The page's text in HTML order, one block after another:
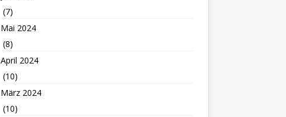
(7)
Mai 2024
(8)
April 2024
(10)
März 2024
(10)